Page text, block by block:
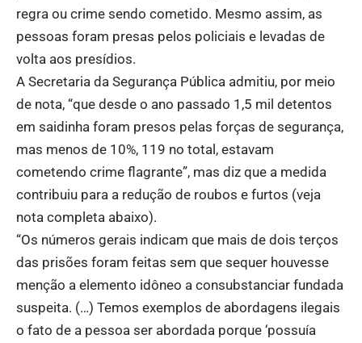
regra ou crime sendo cometido. Mesmo assim, as
pessoas foram presas pelos policiais e levadas de
volta aos presídios.
A Secretaria da Segurança Pública admitiu, por meio
de nota, “que desde o ano passado 1,5 mil detentos
em saidinha foram presos pelas forças de segurança,
mas menos de 10%, 119 no total, estavam
cometendo crime flagrante”, mas diz que a medida
contribuiu para a redução de roubos e furtos (veja
nota completa abaixo).
“Os números gerais indicam que mais de dois terços
das prisões foram feitas sem que sequer houvesse
menção a elemento idôneo a consubstanciar fundada
suspeita. (…) Temos exemplos de abordagens ilegais
o fato de a pessoa ser abordada porque ‘possuía